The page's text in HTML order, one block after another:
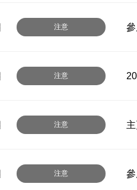
注意
注意
注意
注意